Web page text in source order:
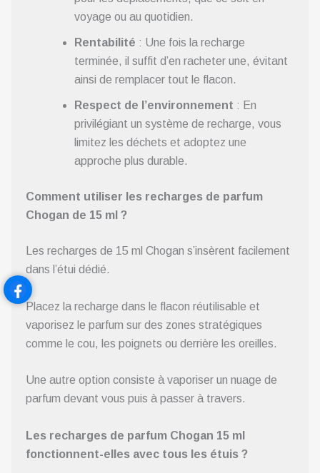
voyage ou au quotidien.
Rentabilité : Une fois la recharge
terminée, il suffit d’en racheter une, évitant
ainsi de remplacer tout le flacon.
Respect de l’environnement : En
privilégiant un système de recharge, vous
limitez les déchets et adoptez une
approche plus durable.
Comment utiliser les recharges de parfum
Chogan de 15 ml ?
Les recharges de 15 ml Chogan s’insèrent facilement
dans l’étui dédié.
Placez la recharge dans le flacon réutilisable et
vaporisez le parfum sur des zones stratégiques
comme le cou, les poignets ou derrière les oreilles.
Une autre option consiste à vaporiser un nuage de
parfum devant vous puis à passer à travers.
Les recharges de parfum Chogan 15 ml
fonctionnent-elles avec tous les étuis ?